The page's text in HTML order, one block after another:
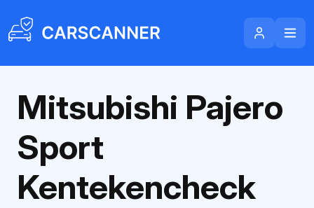
Mitsubishi Pajero
Sport
Kentekencheck